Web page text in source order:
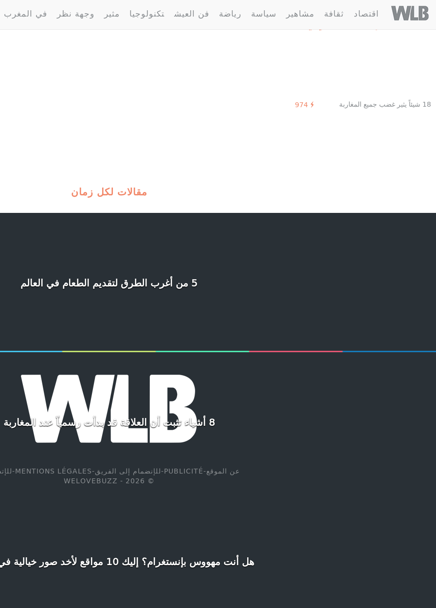
Welovebuzz
اقتصاد ثقافة مشاهير سياسة رياضة فن العيش تكنولوجيا مثير وجهة نظر في المغرب
1 مقالة : إغضاب مغربي
18 شيئاً يثير غضب جميع المغاربة
مقالات لكل زمان
5 من أغرب الطرق لتقديم الطعام في العالم
8 أشياء تثبت أن العلاقة قد بدأت رسمياً عند المغاربة
هل أنت مهووس بإنستغرام؟ إليك 10 مواقع لأخد صور خيالية في مراكش
عن الموقع-
PUBLICITÉ
-للإنضمام إلى الفريق-
MENTIONS LÉGALES
-
© WELOVEBUZZ - 2026